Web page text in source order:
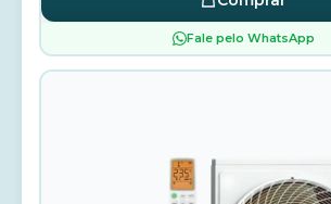
Fale pelo WhatsApp